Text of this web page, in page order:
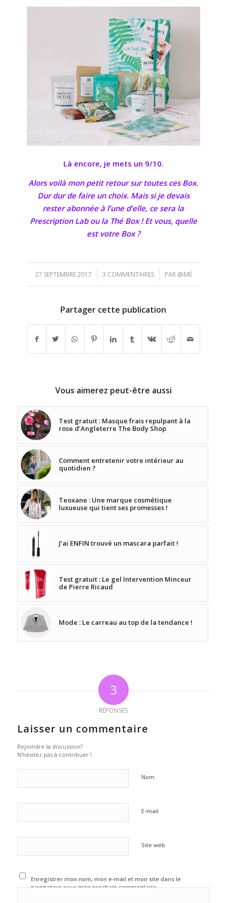
Là encore, je mets un 9/10.
Alors voilà mon petit retour sur toutes ces Box.
Dur dur de faire un choix. Mais si je devais
rester abonnée à l’une d’elle, ce sera la
Prescription Lab ou la Thé Box ! Et vous, quelle
est votre Box ?
27 SEPTEMBRE 2017
/ 3 COMMENTAIRES
/ PAR @MÉ
Partager cette publication
Vous aimerez peut-être aussi
Test gratuit : Masque frais repulpant à la
rose d’Angleterre The Body Shop
Comment entretenir votre intérieur au
quotidien ?
Teoxane : Une marque cosmétique
luxueuse qui tient ses promesses !
J’ai ENFIN trouvé un mascara parfait !
Test gratuit : Le gel Intervention Minceur
de Pierre Ricaud
Mode : Le carreau au top de la tendance !
3
RÉPONSES
Laisser un commentaire
Rejoindre la discussion?
N’hésitez pas à contribuer !
Nom
E-mail
Site web
Enregistrer mon nom, mon e-mail et mon site dans le
navigateur pour mon prochain commentaire.